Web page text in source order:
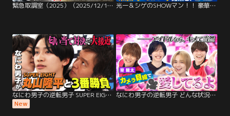
緊急取調室（2025）（2025/12/11放送分）第08話 光一＆シゲのSHOWマン！！ 豪華ゲスト集結！東京ドリームパーク開業SP！
なにわ男子の逆転男子 SUPER EIGHT丸山隆平が参戦！匂い当て対決で大接近！
New
なにわ男子の逆転男子 どんな状況でもカメラ目線で「愛してるよ」対決！室龍太参戦！